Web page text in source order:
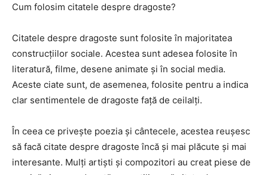
Cum folosim citatele despre dragoste?
Citatele despre dragoste sunt folosite în majoritatea
construcțiilor sociale. Acestea sunt adesea folosite în
literatură, filme, desene animate și în social media.
Aceste ciate sunt, de asemenea, folosite pentru a indica
clar sentimentele de dragoste față de ceilalți.
În ceea ce privește poezia și cântecele, acestea reușesc
să facă citate despre dragoste încă și mai plăcute și mai
interesante. Mulți artiști și compozitori au creat piese de